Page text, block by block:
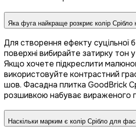
Яка фуга найкраще розкриє колір Срібло
Для створення ефекту суцільної
поверхні вибирайте затирку тон
Якщо хочете підкреслити
використовуйте контрастний
шов. Фасадна плитка GoodBrick
розшивкою набуває вираженого
Наскільки марким є колір Срібло для